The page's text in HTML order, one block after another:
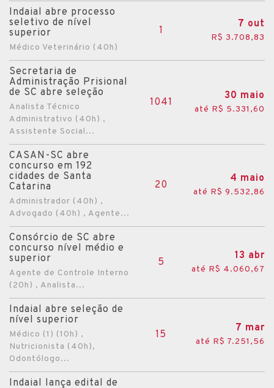
Indaial abre processo
seletivo de nível
superior
Médico Veterinário (40h)
1
7 out
R$ 3.708,83
Secretaria de
Administração Prisional
de SC abre seleção
Analista Técnico
Administrativo (40h) ,
Assistente Social...
1041
30 maio
até R$ 5.331,60
CASAN-SC abre
concurso em 192
cidades de Santa
Catarina
Administrador (40h) ,
Advogado (40h) , Agente...
20
4 maio
até R$ 9.532,86
Consórcio de SC abre
concurso nível médio e
superior
Agente de Controle Interno
(20h) , Analista...
5
13 abr
até R$ 4.060,67
Indaial abre seleção de
nível superior
Médico (1) (10h) ,
Nutricionista (40h),
Odontólogo...
15
7 mar
até R$ 7.251,56
Indaial lança edital de